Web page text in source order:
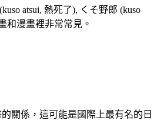
atsui, 熱死了), くそ野郎 (kuso
和漫畫裡非常常見。
關係，這可能是國際上最有名的日